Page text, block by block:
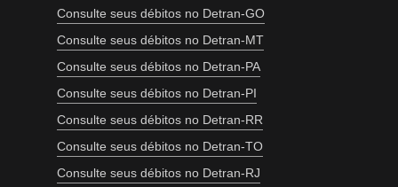
Consulte seus débitos no Detran-GO
Consulte seus débitos no Detran-MT
Consulte seus débitos no Detran-PA
Consulte seus débitos no Detran-PI
Consulte seus débitos no Detran-RR
Consulte seus débitos no Detran-TO
Consulte seus débitos no Detran-RJ